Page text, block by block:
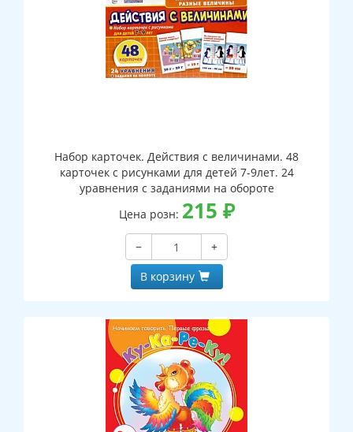
Набор карточек. Действия с величинами. 48
карточек с рисунками для детей 7-9лет. 24
уравнения с заданиями на обороте
Цена розн: 215 ₽
−
+
В корзину